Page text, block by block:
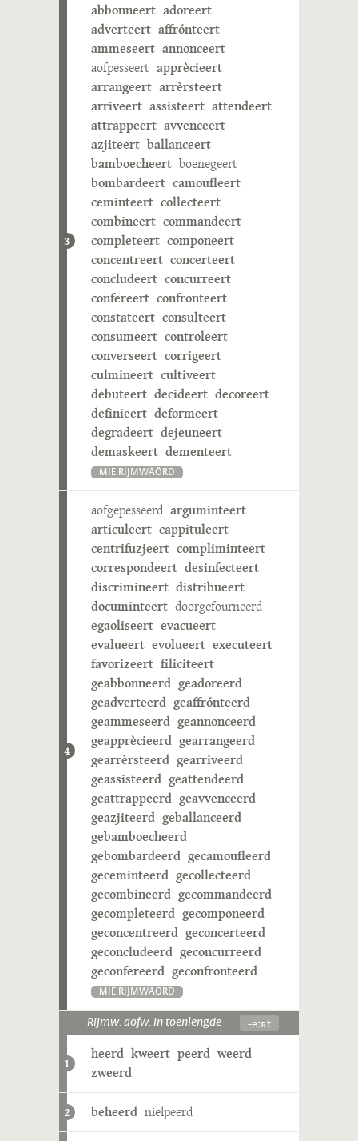
3
abbonneert adoreert
adverteert affrónteert
ammeseert annonceert
aofpesseert apprècieert
arrangeert arrèrsteert
arriveert assisteert attendeert
attrappeert avvenceert
azjiteert ballanceert
bamboecheert boenegeert
bombardeert camoufleert
ceminteert collecteert
combineert commandeert
completeert componeert
concentreert concerteert
concludeert concurreert
confereert confronteert
constateert consulteert
consumeert controleert
converseert corrigeert
culmineert cultiveert
debuteert decideert decoreert
definieert deformeert
degradeert dejeuneert
demaskeert dementeert
MIE RIJMWÄÖRD
4
aofgepesseerd arguminteert
articuleert cappituleert
centrifuzjeert compliminteert
correspondeert desinfecteert
discrimineert distribueert
documinteert doorgefourneerd
egaoliseert evacueert
evalueert evolueert executeert
favorizeert filiciteert
geabbonneerd geadoreerd
geadverteerd geaffrónteerd
geammeseerd geannonceerd
geapprècieerd gearrangeerd
gearrèrsteerd gearriveerd
geassisteerd geattendeerd
geattrappeerd geavvenceerd
geazjiteerd geballanceerd
gebamboecheerd
gebombardeerd gecamoufleerd
geceminteerd gecollecteerd
gecombineerd gecommandeerd
gecompleteerd gecomponeerd
geconcentreerd geconcerteerd
geconcludeerd geconcurreerd
geconfereerd geconfronteerd
MIE RIJMWÄÖRD
Rijmw. aofw. in toenlengde -eːʀt
1
heerd kweert peerd weerd
zweerd
2 beheerd nielpeerd